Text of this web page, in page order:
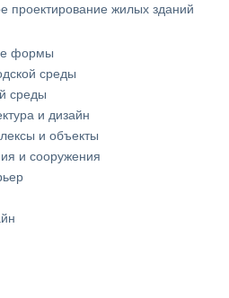
проектирование жилых зданий
формы
среды
среды
и дизайн
и объекты
и сооружения